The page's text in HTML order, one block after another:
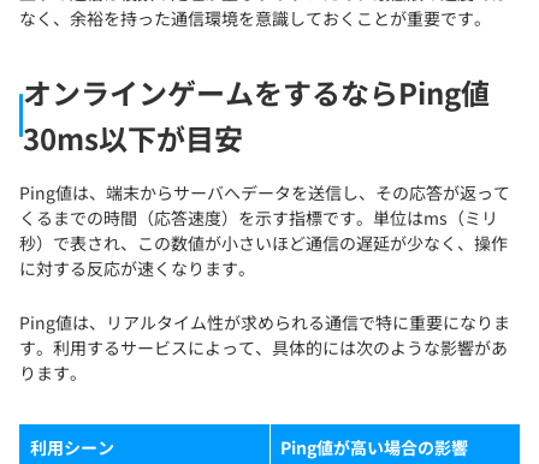
なく、余裕を持った通信環境を意識しておくことが重要です。
オンラインゲームをするならPing値
30ms以下が目安
Ping値は、端末からサーバへデータを送信し、その応答が返って
くるまでの時間（応答速度）を示す指標です。単位はms（ミリ
秒）で表され、この数値が小さいほど通信の遅延が少なく、操作
に対する反応が速くなります。
Ping値は、リアルタイム性が求められる通信で特に重要になりま
す。利用するサービスによって、具体的には次のような影響があ
ります。
利用シーン Ping値が高い場合の影響